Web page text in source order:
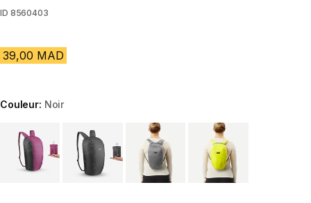
ID 8560403
39,00 MAD
Couleur: Noir
Choose a variant